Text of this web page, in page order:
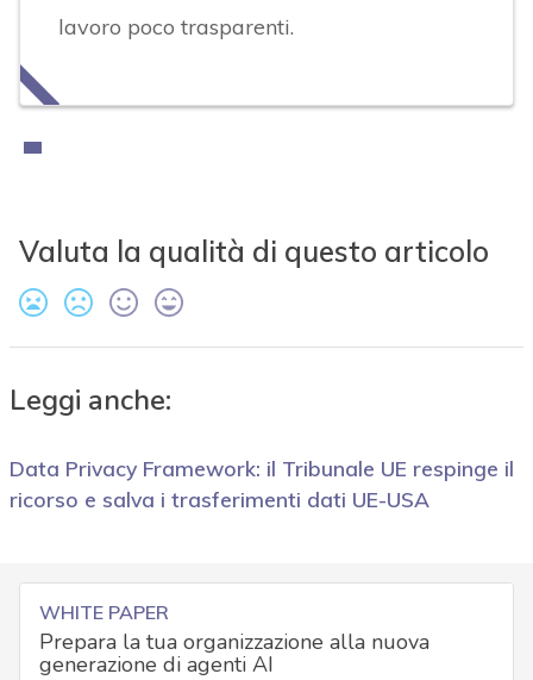
lavoro poco trasparenti.
Valuta la qualità di questo articolo
Leggi anche:
Data Privacy Framework: il Tribunale UE respinge il
ricorso e salva i trasferimenti dati UE-USA
WHITE PAPER
Prepara la tua organizzazione alla nuova
generazione di agenti AI